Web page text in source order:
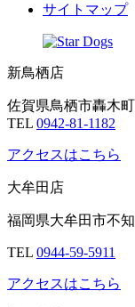
サイトマップ
新鳥栖店
佐賀県鳥栖市轟木町
TEL 0942-81-1182
アクセスはこちら
大牟田店
福岡県大牟田市不
TEL 0944-59-5911
アクセスはこちら